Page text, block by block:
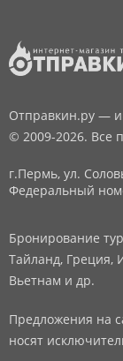
Отправкин.ру —
© 2009-2026. Все
г.Пермь, ул.
Федеральный
Бронирование
Тайланд, Греция,
Вьетнам и др.
Предложения на
носят